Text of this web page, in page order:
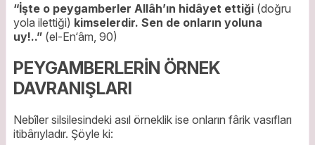
“İşte o peygamberler Allâh’ın hidâyet ettiği (doğru
yola ilettiği) kimselerdir. Sen de onların yoluna
uy!..” (el-En‘âm, 90)
PEYGAMBERLERİN ÖRNEK
DAVRANIŞLARI
Nebîler silsilesindeki asıl örneklik ise onların fârik vasıfları
itibârıyladır. Şöyle ki: